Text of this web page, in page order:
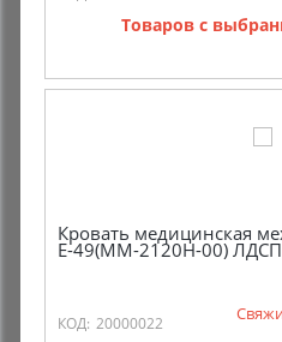
Товаров с
Кровать медицинская
E-49(MM-2120Н-00) ЛДСП
КОД: 20000022